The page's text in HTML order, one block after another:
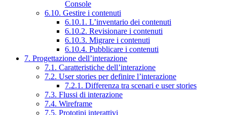
Console
6.10. Gestire i contenuti
6.10.1. L’inventario dei contenuti
6.10.2. Revisionare i contenuti
6.10.3. Migrare i contenuti
6.10.4. Pubblicare i contenuti
7. Progettazione dell’interazione
7.1. Caratteristiche dell’interazione
7.2. User stories per definire l’interazione
7.2.1. Differenza tra scenari e user stories
7.3. Flussi di interazione
7.4. Wireframe
7.5. Prototipi interattivi